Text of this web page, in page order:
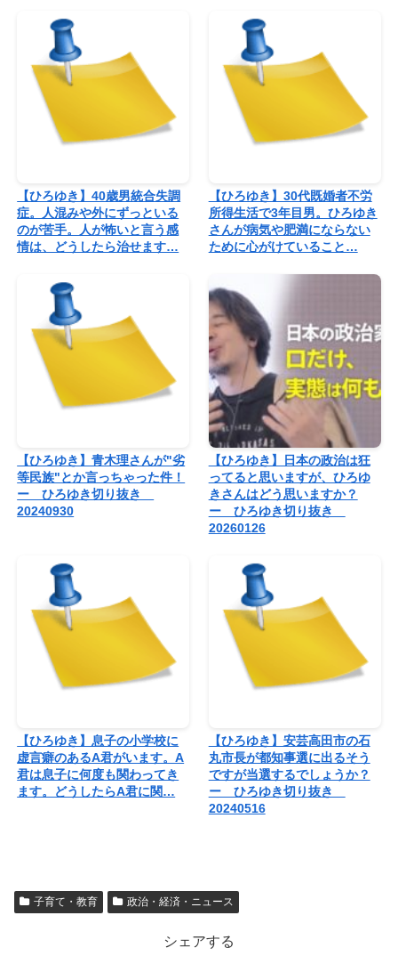
【ひろゆき】40歳男統合失調
症。人混みや外にずっといる
のが苦手。人が怖いと言う感
情は、どうしたら治せます…
【ひろゆき】30代既婚者不労
所得生活で3年目男。ひろゆき
さんが病気や肥満にならない
ために心がけていること…
【ひろゆき】青木理さんが"劣
等民族"とか言っちゃった件！
ー ひろゆき切り抜き
20240930
【ひろゆき】日本の政治は狂
ってると思いますが、ひろゆ
きさんはどう思いますか？
ー ひろゆき切り抜き
20260126
【ひろゆき】息子の小学校に
虚言癖のあるA君がいます。A
君は息子に何度も関わってき
ます。どうしたらA君に関…
【ひろゆき】安芸高田市の石
丸市長が都知事選に出るそう
ですが当選するでしょうか？
ー ひろゆき切り抜き
20240516
子育て・教育 政治・経済・ニュース
シェアする